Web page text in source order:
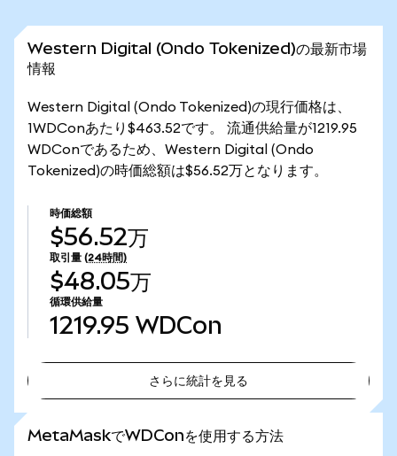
Western Digital (Ondo Tokenized)の最新市場
情報
Western Digital (Ondo Tokenized)の現行価格は、
1WDConあたり$463.52です。 流通供給量が1219.95
WDConであるため、Western Digital (Ondo
Tokenized)の時価総額は$56.52万となります。
時価総額
$56.52万
取引量 (24時間)
$48.05万
循環供給量
1219.95 WDCon
さらに統計を見る
MetaMaskでWDConを使用する方法